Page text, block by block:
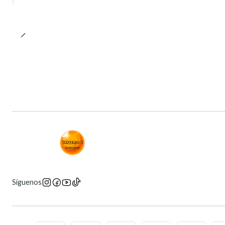
Síguenos